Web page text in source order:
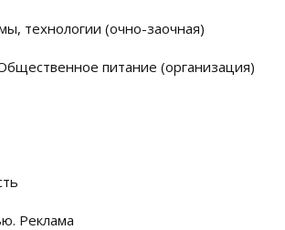
технологии (очно-заочная)
питание (организация)
Реклама